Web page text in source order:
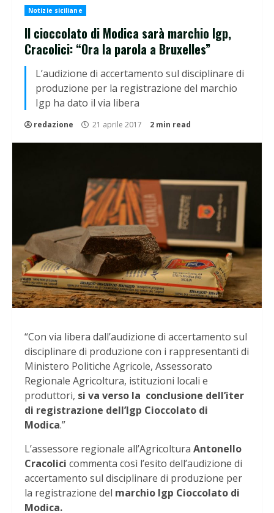
Notizie siciliane
Il cioccolato di Modica sarà marchio Igp,
Cracolici: “Ora la parola a Bruxelles”
L’audizione di accertamento sul disciplinare di
produzione per la registrazione del marchio
Igp ha dato il via libera
redazione 21 aprile 2017 2 min read
“Con via libera dall’audizione di accertamento sul
disciplinare di produzione con i rappresentanti di
Ministero Politiche Agricole, Assessorato
Regionale Agricoltura, istituzioni locali e
produttori, si va verso la conclusione dell’iter
di registrazione dell’Igp Cioccolato di
Modica.”
L’assessore regionale all’Agricoltura Antonello
Cracolici commenta così l’esito dell’audizione di
accertamento sul disciplinare di produzione per
la registrazione del marchio Igp Cioccolato di
Modica.